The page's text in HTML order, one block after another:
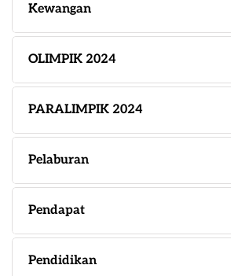
Kewangan
OLIMPIK 2024
PARALIMPIK 2024
Pelaburan
Pendapat
Pendidikan